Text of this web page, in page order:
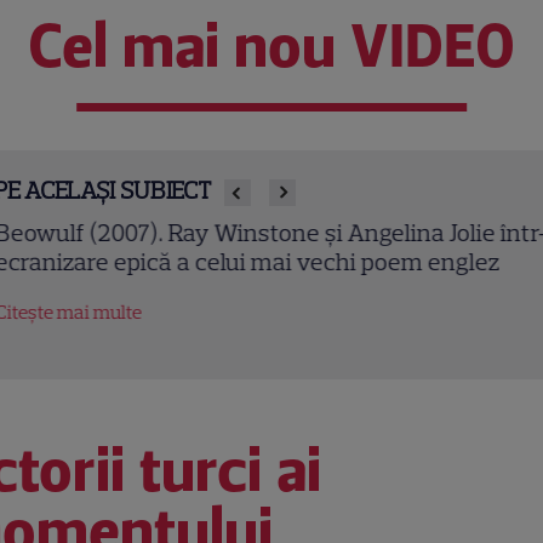
Cel mai nou VIDEO
ACELAȘI SUBIECT
(2007). Ray Winstone și Angelina Jolie într-o
epică a celui mai vechi poem englez
mai multe
turci ai